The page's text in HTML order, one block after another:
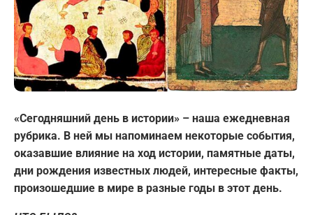
«Сегодняшний день в истории» – наша ежедневная
рубрика. В ней мы напоминаем некоторые события,
оказавшие влияние на ход истории, памятные даты,
дни рождения известных людей, интересные факты,
произошедшие в мире в разные годы в этот день.